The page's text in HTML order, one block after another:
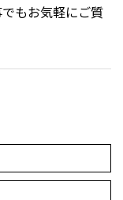
もお気軽にご質